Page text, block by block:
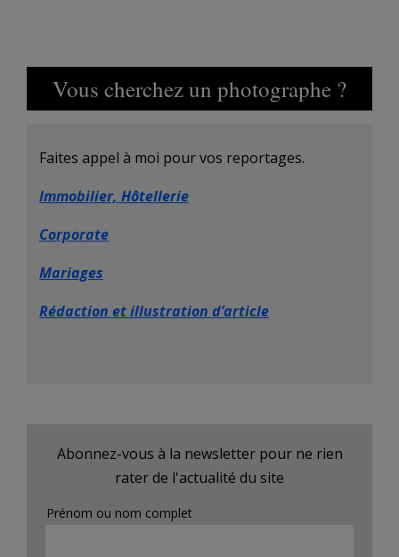
Vous cherchez un photographe ?
Faites appel à moi pour vos reportages.
Immobilier, Hôtellerie
Corporate
Mariages
Rédaction et illustration d’article
Abonnez-vous à la newsletter pour ne rien
rater de l'actualité du site
Prénom ou nom complet